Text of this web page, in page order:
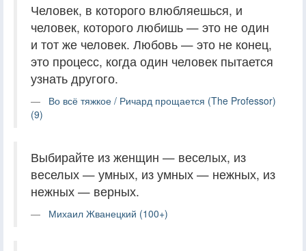
Человек, в которого влюбляешься, и
человек, которого любишь — это не один
и тот же человек. Любовь — это не конец,
это процесс, когда один человек пытается
узнать другого.
Во всё тяжкое / Ричард прощается (The Professor)
(9)
Выбирайте из женщин — веселых, из
веселых — умных, из умных — нежных, из
нежных — верных.
Михаил Жванецкий (100+)